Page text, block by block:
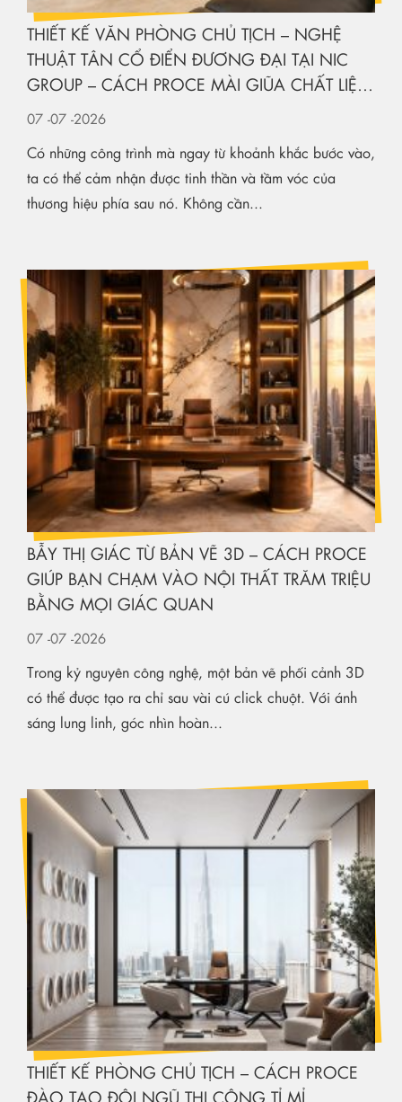
THIẾT KẾ VĂN PHÒNG CHỦ TỊCH – NGHỆ
THUẬT TÂN CỔ ĐIỂN ĐƯƠNG ĐẠI TẠI NIC
GROUP – CÁCH PROCE MÀI GIŨA CHẤT LIỆU
KIẾN TẠO KHÔNG GIAN HẠNG SANG
07 -07 -2026
Có những công trình mà ngay từ khoảnh khắc bước vào,
ta có thể cảm nhận được tinh thần và tầm vóc của
thương hiệu phía sau nó. Không cần...
BẪY THỊ GIÁC TỪ BẢN VẼ 3D – CÁCH PROCE
GIÚP BẠN CHẠM VÀO NỘI THẤT TRĂM TRIỆU
BẰNG MỌI GIÁC QUAN
07 -07 -2026
Trong kỷ nguyên công nghệ, một bản vẽ phối cảnh 3D
có thể được tạo ra chỉ sau vài cú click chuột. Với ánh
sáng lung linh, góc nhìn hoàn...
THIẾT KẾ PHÒNG CHỦ TỊCH – CÁCH PROCE
ĐÀO TẠO ĐỘI NGŨ THI CÔNG TỈ MỈ